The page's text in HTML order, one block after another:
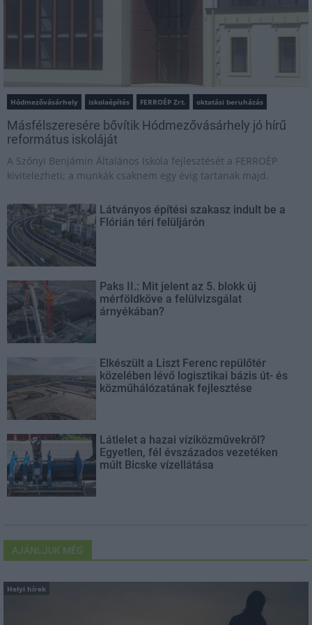
Hódmezővásárhely iskolaépítés FERROÉP Zrt. oktatási beruházás
Másfélszeresére bővítik Hódmezővásárhely jó hírű
református iskoláját
A Szőnyi Benjámin Általános Iskola fejlesztését a FERROÉP
kivitelezheti; a munkák csaknem egy évig tartanak majd.
Látványos építési szakasz indult be a
Flórián téri felüljárón
Paks II.: Mit jelent az 5. blokk új
mérföldköve a felülvizsgálat
árnyékában?
Elkészült a Liszt Ferenc repülőtér
közelében lévő logisztikai bázis út- és
közműhálózatának fejlesztése
Látlelet a hazai víziközművekről?
Egyetlen, fél évszázados vezetéken
múlt Bicske vízellátása
AJÁNLJUK MÉG
Helyi hírek